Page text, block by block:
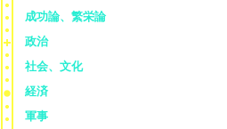
成功論、繁栄論
政治
社会、文化
経済
軍事